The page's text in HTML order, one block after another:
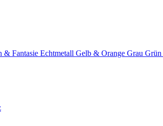
& Fantasie Echtmetall Gelb & Orange Grau Grün